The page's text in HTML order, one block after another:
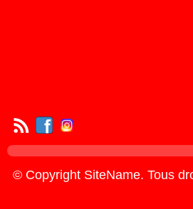
© Copyright SiteName. Tous